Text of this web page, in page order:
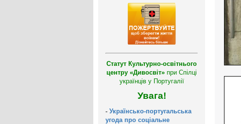
Статут Культурно-освітнього
центру «Дивосвіт» при Спілці
українців у Португалії
Увага!
- Українсько-португальська
угода про соціальне